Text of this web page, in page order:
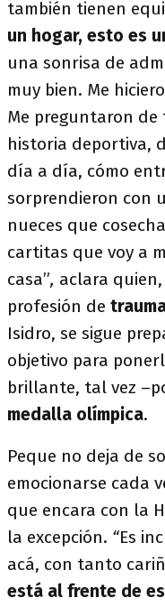
también tienen
un hogar, esto es
una sonrisa de
muy bien. Me
Me preguntaron de
historia deportiva,
día a día, cómo
sorprendieron con
nueces que
cartitas que voy a
casa”, aclara
profesión de
Isidro, se sigue
objetivo para
brillante, tal vez
medalla olímpica.
Peque no deja de
emocionarse cada
que encara con la
la excepción. “Es
acá, con tanto
está al frente de